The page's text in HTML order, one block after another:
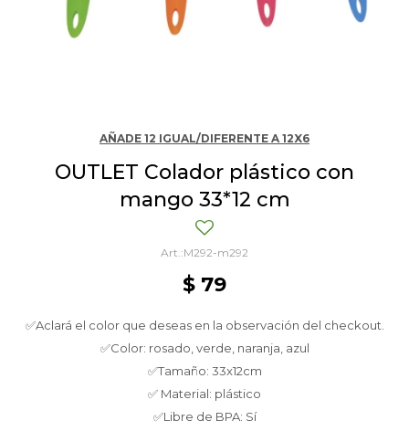
AÑADE 12 IGUAL/DIFERENTE A 12X6
OUTLET Colador plástico con
mango 33*12 cm
M292-m292
$ 79
✅Aclará el color que deseas en la observación del checkout.
✅Color: rosado, verde, naranja, azul
✅Tamaño: 33x12cm
✅ Material: plástico
✅Libre de BPA: Sí